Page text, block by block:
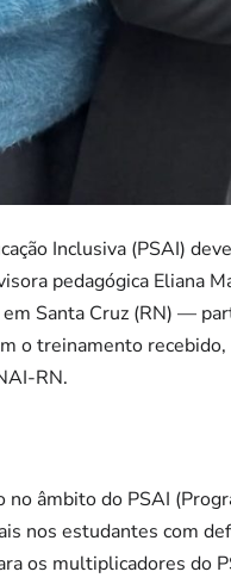
Inclusiva (PSAI)
pedagógica Eliana
Santa Cruz (RN) —
o treinamento
RN.
no âmbito do PSAI
nos estudantes com
os multiplicadores do